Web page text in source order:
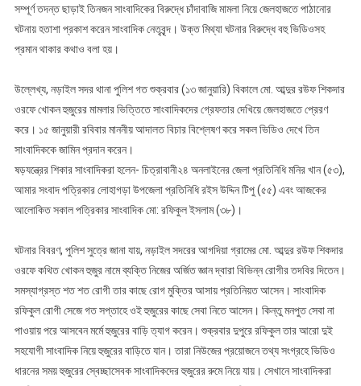
সম্পূর্ণ তদন্ত ছাড়াই তিনজন সাংবাদিকের বিরুদ্ধে চাঁদাবাজি মামলা নিয়ে জেলহাজতে পাঠানোর
ঘটনায় হতাশা প্রকাশ করেন সাংবাদিক নেতৃবৃন্দ। উক্ত মিথ্যা ঘটনার বিরুদ্ধে বহু ভিডিওসহ
প্রমান থাকার কথাও বলা হয়।
উল্লেখ্য, নড়াইল সদর থানা পুলিশ গত শুক্রবার (১৩ জানুয়ারি) বিকালে মো. আব্দুর রউফ শিকদার
ওরফে খোকন হুজুরের মামলার ভিত্তিতে সাংবাদিকদের গ্রেফতার দেখিয়ে জেলহাজতে প্রেরণ
করে। ১৫ জানুয়ারী রবিবার মাননীয় আদালত বিচার বিশ্লেষণ করে সকল ভিডিও দেখে তিন
সাংবাদিককে জামিন প্রদান করেন।
ষড়যন্ত্রের শিকার সাংবাদিকরা হলেন- চিত্রাবানী২৪ অনলাইনের জেলা প্রতিনিধি মনির খান (৫৩),
আমার সংবাদ পত্রিকার লোহাগড়া উপজেলা প্রতিনিধি রইস উদ্দিন টিপু (৫৫) এবং আজকের
আলোকিত সকাল পত্রিকার সাংবাদিক মো: রফিকুল ইসলাম (৩৮)।
ঘটনার বিবরণ, পুলিশ সুত্রে জানা যায়, নড়াইল সদরের আগদিয়া গ্রামের মো. আব্দুর রউফ শিকদার
ওরফে কথিত খোকন হুজুর নামে ব্যক্তি নিজের অর্জিত জ্ঞান দ্বারা বিভিন্ন রোগীর তদবির দিতেন।
সমস্যাগ্রস্ত শত শত রোগী তার কাছে রোগ মুক্তির আসায় প্রতিনিয়ত আসেন। সাংবাদিক
রফিকুল রোগী সেজে গত সপ্তাহে ওই হুজুরের কাছে সেবা নিতে আসেন। কিন্তু মনপুত সেবা না
পাওয়ায় পরে আসবেন মর্মে হুজুরের বাড়ি ত্যাগ করেন। শুক্রবার দুপুরে রফিকুল তার আরো দুই
সহযোগী সাংবাদিক নিয়ে হুজুরের বাড়িতে যান। তারা নিউজের প্রয়োজনে তথ্য সংগ্রহে ভিডিও
ধারনের সময় হুজুরের স্বেচ্ছাসেবক সাংবাদিকদের হুজুরের রুমে নিয়ে যায়। সেখানে সাংবাদিকরা